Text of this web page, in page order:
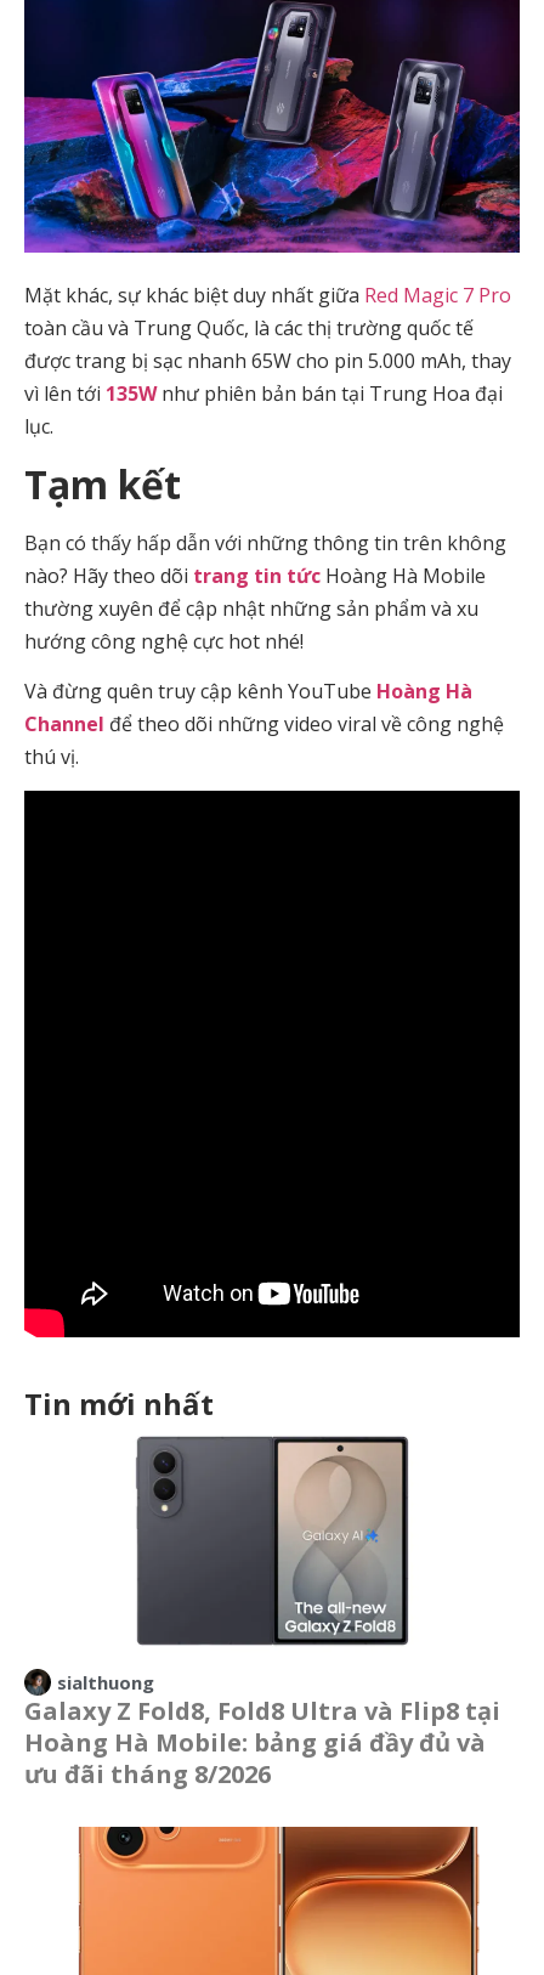
Mặt khác, sự khác biệt duy nhất giữa Red Magic 7 Pro
toàn cầu và Trung Quốc, là các thị trường quốc tế
được trang bị sạc nhanh 65W cho pin 5.000 mAh, thay
vì lên tới 135W như phiên bản bán tại Trung Hoa đại
lục.
Tạm kết
Bạn có thấy hấp dẫn với những thông tin trên không
nào? Hãy theo dõi trang tin tức Hoàng Hà Mobile
thường xuyên để cập nhật những sản phẩm và xu
hướng công nghệ cực hot nhé!
Và đừng quên truy cập kênh YouTube Hoàng Hà
Channel để theo dõi những video viral về công nghệ
thú vị.
Tin mới nhất
sialthuong
Galaxy Z Fold8, Fold8 Ultra và Flip8 tại
Hoàng Hà Mobile: bảng giá đầy đủ và
ưu đãi tháng 8/2026